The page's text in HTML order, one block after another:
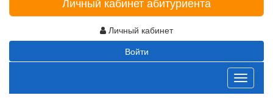
Личный кабинет
Войти
Toggle